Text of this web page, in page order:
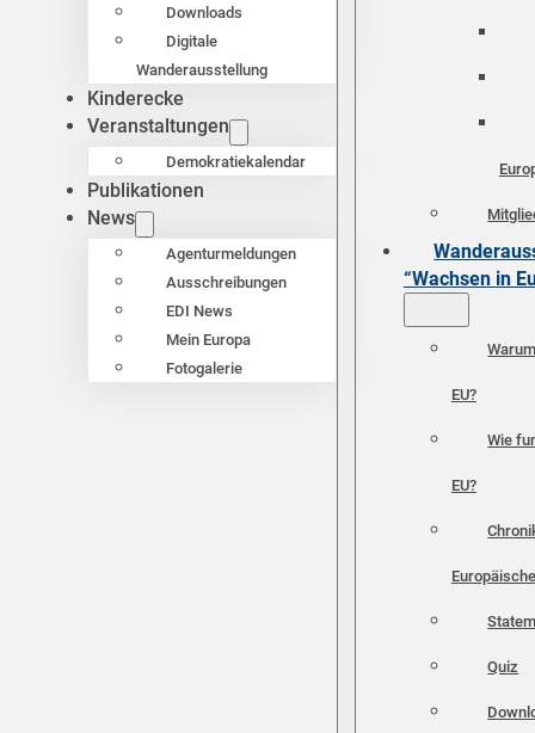
Downloads
Digitale
Wanderausstellung
Kinderecke
Veranstaltungen
Demokratiekalendar
Publikationen
News
Agenturmeldungen
Ausschreibungen
EDI News
Mein Europa
Fotogalerie
“Wachsen in
EU?
Wie
EU?
Quiz